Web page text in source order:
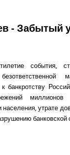
Орлов - Без
- Забытый
события,
банкротству
миллионов
утрате
банковской
- Забытый